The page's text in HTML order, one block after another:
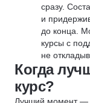
сразу.
и
до конца.
курсы с
не
Когда
курс?